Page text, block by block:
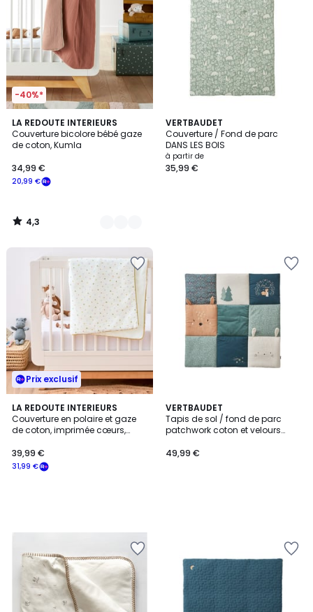
-40%*
LA REDOUTE INTERIEURS
Couverture bicolore bébé gaze
de coton, Kumla
20,99 €
34,99 €
4,3
/ 5
2
Couleurs
4,3
/
VERTBAUDET
Couverture / Fond de parc
DANS LES BOIS
à partir de
35,99 €
Prix exclusif
LA REDOUTE INTERIEURS
Couverture en polaire et gaze
de coton, imprimée cœurs,
31,99 €
39,99 €
VERTBAUDET
Tapis de sol / fond de parc
patchwork coton et velours
49,99 €